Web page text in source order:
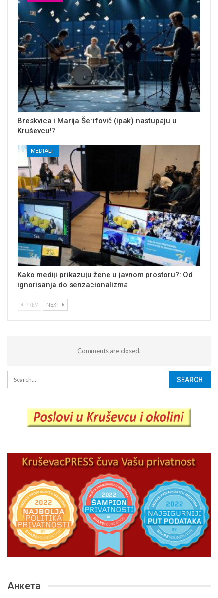
Breskvica i Marija Šerifović (ipak) nastupaju u
Kruševcu!?
MEDIALIT
Kako mediji prikazuju žene u javnom prostoru?: Od
ignorisanja do senzacionalizma
PREV NEXT
Comments are closed.
Анкета